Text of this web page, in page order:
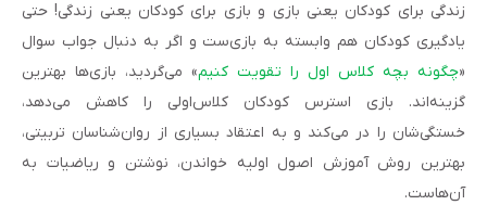
زندگی برای کودکان یعنی بازی و بازی برای کودکان یعنی زندگی! حتی
یادگیری کودکان هم وابسته به بازی‌ست و اگر به دنبال جواب سوال
«چگونه بچه کلاس اول را تقویت کنیم» می‌گردید، بازی‌ها بهترین
گزینه‌اند. بازی استرس کودکان کلاس‌اولی را کاهش می‌دهد،
خستگی‌شان را در می‌کند و به اعتقاد بسیاری از روان‌شناسان تربیتی،
بهترین روش آموزش اصول اولیه خواندن، نوشتن و ریاضیات به
آن‌هاست.